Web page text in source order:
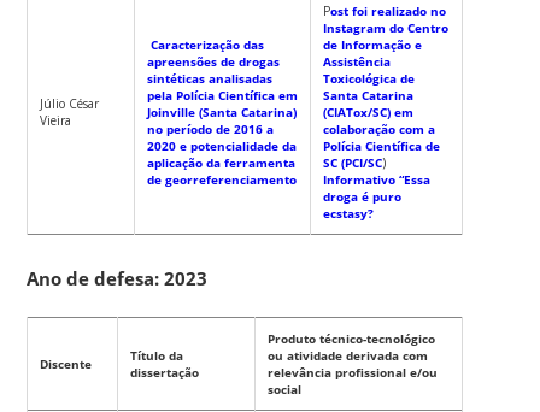
Júlio César
Vieira
Caracterização das
apreensões de drogas
sintéticas analisadas
pela Polícia Científica em
Joinville (Santa Catarina)
no período de 2016 a
2020 e potencialidade da
aplicação da ferramenta
de georreferenciamento
Post foi realizado no
Instagram do Centro
de Informação e
Assistência
Toxicológica de
Santa Catarina
(CIATox/SC) em
colaboração com a
Polícia Científica de
SC (PCI/SC)
Informativo “Essa
droga é puro
ecstasy?
Ano de defesa: 2023
Discente
Título da
dissertação
Produto técnico-tecnológico
ou atividade derivada com
relevância profissional e/ou
social